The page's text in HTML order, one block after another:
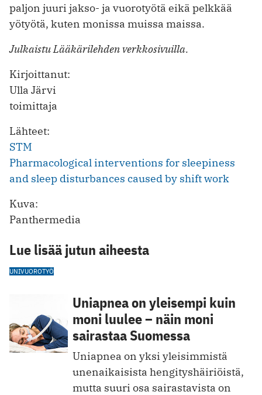
paljon juuri jakso- ja vuorotyötä eikä pelkkää
yötyötä, kuten monissa muissa maissa.
Julkaistu Lääkärilehden verkkosivuilla.
Kirjoittanut:
Ulla Järvi
toimittaja
Lähteet:
STM
Pharmacological interventions for sleepiness
and sleep disturbances caused by shift work
Kuva:
Panthermedia
Lue lisää jutun aiheesta
UNIVUOROTYÖ
Uniapnea on yleisempi kuin
moni luulee – näin moni
sairastaa Suomessa
Uniapnea on yksi yleisimmistä
unenaikaisista hengityshäiriöistä,
mutta suuri osa sairastavista on